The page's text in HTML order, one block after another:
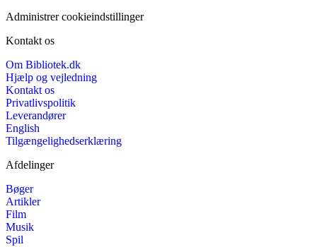
Administrer cookieindstillinger
Kontakt os
Om Bibliotek.dk
Hjælp og vejledning
Kontakt os
Privatlivspolitik
Leverandører
English
Tilgængelighedserklæring
Afdelinger
Bøger
Artikler
Film
Musik
Spil